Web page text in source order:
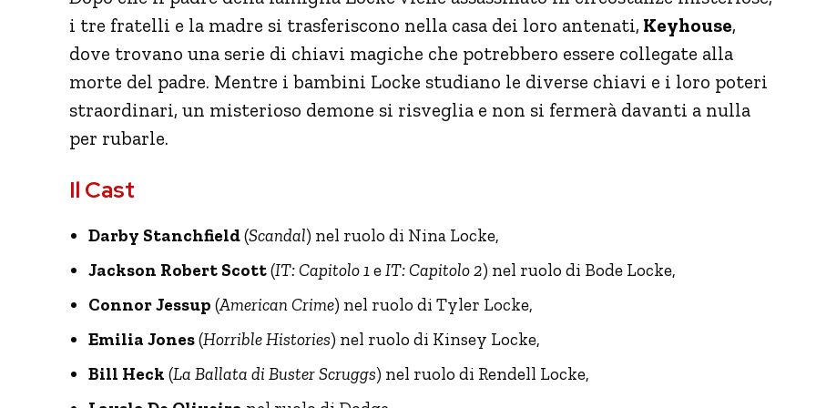
i tre fratelli e la madre si trasferiscono nella casa dei loro antenati, Keyhouse,
dove trovano una serie di chiavi magiche che potrebbero essere collegate alla
morte del padre. Mentre i bambini Locke studiano le diverse chiavi e i loro poteri
straordinari, un misterioso demone si risveglia e non si fermerà davanti a nulla
per rubarle.
Il Cast
Darby Stanchfield(Scandal) nel ruolo di Nina Locke,
Jackson Robert Scott(IT: Capitolo 1eIT: Capitolo 2) nel ruolo di Bode Locke,
Connor Jessup (American Crime) nel ruolo di Tyler Locke,
Emilia Jones(Horrible Histories) nel ruolo di Kinsey Locke,
Bill Heck (La Ballata di Buster Scruggs) nel ruolo di Rendell Locke,